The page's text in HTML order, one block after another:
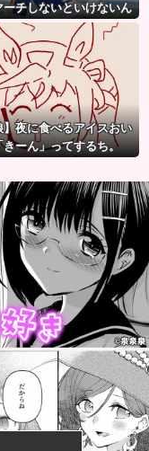
ーチしないといけないん
だよぉ…
】夜に食べるアイスおい
きーん」ってするち。